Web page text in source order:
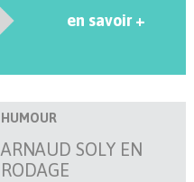
en savoir +
HUMOUR
ARNAUD SOLY EN
RODAGE